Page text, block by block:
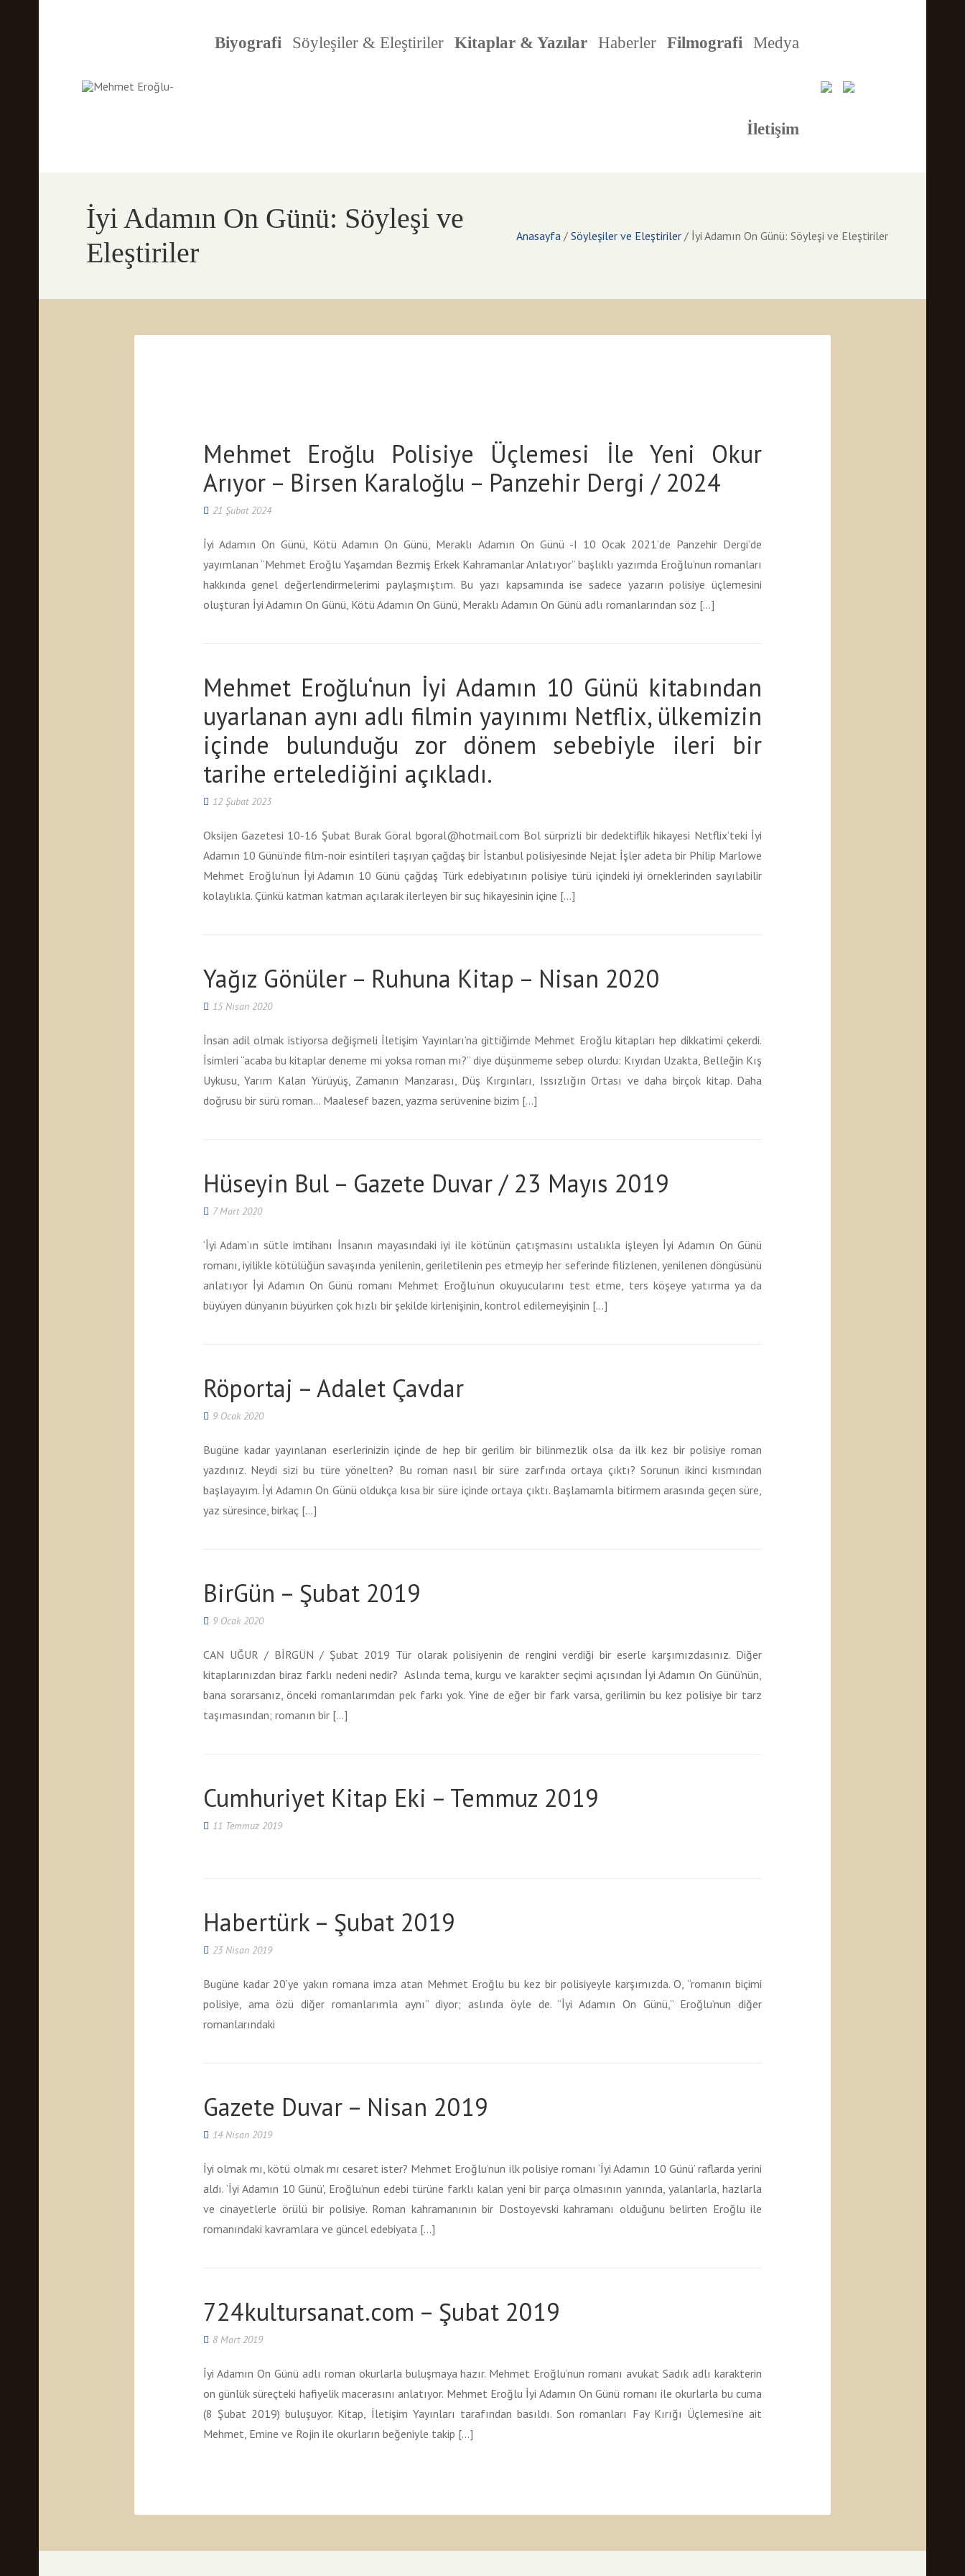
Biyografi Söyleşiler & Eleştiriler Kitaplar & Yazılar Haberler Filmografi Medya
İletişim
İyi Adamın On Günü: Söyleşi ve
Eleştiriler
Anasayfa / Söyleşiler ve Eleştiriler / İyi Adamın On Günü: Söyleşi ve Eleştiriler
Mehmet Eroğlu Polisiye Üçlemesi İle Yeni Okur
Arıyor – Birsen Karaloğlu – Panzehir Dergi / 2024
21 Şubat 2024
İyi Adamın On Günü, Kötü Adamın On Günü, Meraklı Adamın On Günü -I 10 Ocak 2021’de Panzehir Dergi’de
yayımlanan “Mehmet Eroğlu Yaşamdan Bezmiş Erkek Kahramanlar Anlatıyor” başlıklı yazımda Eroğlu’nun romanları
hakkında genel değerlendirmelerimi paylaşmıştım. Bu yazı kapsamında ise sadece yazarın polisiye üçlemesini
oluşturan İyi Adamın On Günü, Kötü Adamın On Günü, Meraklı Adamın On Günü adlı romanlarından söz […]
Mehmet Eroğlu‘nun İyi Adamın 10 Günü kitabından
uyarlanan aynı adlı filmin yayınımı Netflix, ülkemizin
içinde bulunduğu zor dönem sebebiyle ileri bir
tarihe ertelediğini açıkladı.
12 Şubat 2023
Oksijen Gazetesi 10-16 Şubat Burak Göral bgoral@hotmail.com Bol sürprizli bir dedektiflik hikayesi Netflix’teki İyi
Adamın 10 Günü’nde film-noir esintileri taşıyan çağdaş bir İstanbul polisiyesinde Nejat İşler adeta bir Philip Marlowe
Mehmet Eroğlu’nun İyi Adamın 10 Günü çağdaş Türk edebiyatının polisiye türü içindeki iyi örneklerinden sayılabilir
kolaylıkla. Çünkü katman katman açılarak ilerleyen bir suç hikayesinin içine […]
Yağız Gönüler – Ruhuna Kitap – Nisan 2020
15 Nisan 2020
İnsan adil olmak istiyorsa değişmeli İletişim Yayınları’na gittiğimde Mehmet Eroğlu kitapları hep dikkatimi çekerdi.
İsimleri “acaba bu kitaplar deneme mi yoksa roman mı?” diye düşünmeme sebep olurdu: Kıyıdan Uzakta, Belleğin Kış
Uykusu, Yarım Kalan Yürüyüş, Zamanın Manzarası, Düş Kırgınları, Issızlığın Ortası ve daha birçok kitap. Daha
doğrusu bir sürü roman… Maalesef bazen, yazma serüvenine bizim […]
Hüseyin Bul – Gazete Duvar / 23 Mayıs 2019
7 Mart 2020
‘İyi Adam’ın sütle imtihanı İnsanın mayasındaki iyi ile kötünün çatışmasını ustalıkla işleyen İyi Adamın On Günü
romanı, iyilikle kötülüğün savaşında yenilenin, geriletilenin pes etmeyip her seferinde filizlenen, yenilenen döngüsünü
anlatıyor İyi Adamın On Günü romanı Mehmet Eroğlu’nun okuyucularını test etme, ters köşeye yatırma ya da
büyüyen dünyanın büyürken çok hızlı bir şekilde kirlenişinin, kontrol edilemeyişinin […]
Röportaj – Adalet Çavdar
9 Ocak 2020
Bugüne kadar yayınlanan eserlerinizin içinde de hep bir gerilim bir bilinmezlik olsa da ilk kez bir polisiye roman
yazdınız. Neydi sizi bu türe yönelten? Bu roman nasıl bir süre zarfında ortaya çıktı? Sorunun ikinci kısmından
başlayayım. İyi Adamın On Günü oldukça kısa bir süre içinde ortaya çıktı. Başlamamla bitirmem arasında geçen süre,
yaz süresince, birkaç […]
BirGün – Şubat 2019
9 Ocak 2020
CAN UĞUR / BİRGÜN / Şubat 2019 Tür olarak polisiyenin de rengini verdiği bir eserle karşımızdasınız. Diğer
kitaplarınızdan biraz farklı nedeni nedir? Aslında tema, kurgu ve karakter seçimi açısından İyi Adamın On Günü’nün,
bana sorarsanız, önceki romanlarımdan pek farkı yok. Yine de eğer bir fark varsa, gerilimin bu kez polisiye bir tarz
taşımasından; romanın bir […]
Cumhuriyet Kitap Eki – Temmuz 2019
11 Temmuz 2019
Habertürk – Şubat 2019
23 Nisan 2019
Bugüne kadar 20’ye yakın romana imza atan Mehmet Eroğlu bu kez bir polisiyeyle karşımızda. O, “romanın biçimi
polisiye, ama özü diğer romanlarımla aynı” diyor; aslında öyle de. “İyi Adamın On Günü,” Eroğlu’nun diğer
romanlarındaki
Gazete Duvar – Nisan 2019
14 Nisan 2019
İyi olmak mı, kötü olmak mı cesaret ister? Mehmet Eroğlu’nun ilk polisiye romanı ‘İyi Adamın 10 Günü’ raflarda yerini
aldı. ‘İyi Adamın 10 Günü’, Eroğlu’nun edebi türüne farklı kalan yeni bir parça olmasının yanında, yalanlarla, hazlarla
ve cinayetlerle örülü bir polisiye. Roman kahramanının bir Dostoyevski kahramanı olduğunu belirten Eroğlu ile
romanındaki kavramlara ve güncel edebiyata […]
724kultursanat.com – Şubat 2019
8 Mart 2019
İyi Adamın On Günü adlı roman okurlarla buluşmaya hazır. Mehmet Eroğlu’nun romanı avukat Sadık adlı karakterin
on günlük süreçteki hafiyelik macerasını anlatıyor. Mehmet Eroğlu İyi Adamın On Günü romanı ile okurlarla bu cuma
(8 Şubat 2019) buluşuyor. Kitap, İletişim Yayınları tarafından basıldı. Son romanları Fay Kırığı Üçlemesi’ne ait
Mehmet, Emine ve Rojin ile okurların beğeniyle takip […]